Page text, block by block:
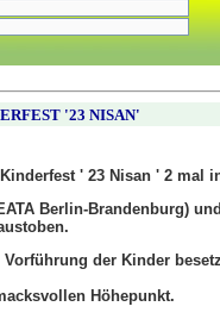
'23 NISAN'
' 23 Nisan ' 2 mal
Berlin-Brandenburg)
der Kinder
Höhepunkt.